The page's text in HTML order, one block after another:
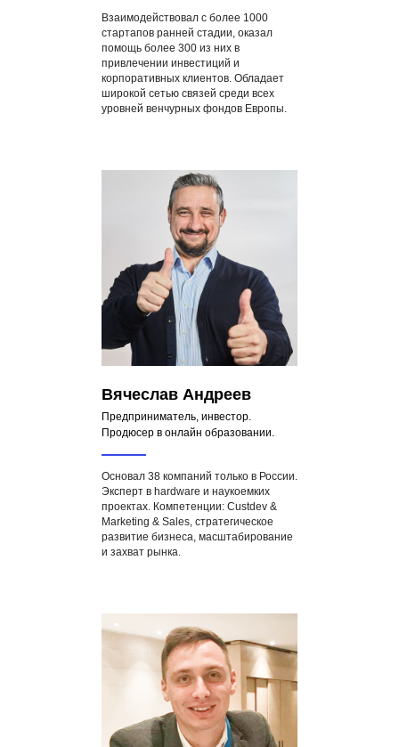
Взаимодействовал с более 1000
стартапов ранней стадии, оказал
помощь более 300 из них в
привлечении инвестиций и
корпоративных клиентов. Обладает
широкой сетью связей среди всех
уровней венчурных фондов Европы.
Вячеслав Андреев
Предприниматель, инвестор.
Продюсер в онлайн образовании.
Основал 38 компаний только в России.
Эксперт в hardware и наукоемких
проектах. Компетенции: Custdev &
Marketing & Sales, стратегическое
развитие бизнеса, масштабирование
и захват рынка.